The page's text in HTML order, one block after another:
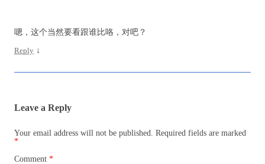
嗯，这个当然要看跟谁比咯，对吧？
Reply ↓
Leave a Reply
Your email address will not be published. Required fields are marked
*
Comment *